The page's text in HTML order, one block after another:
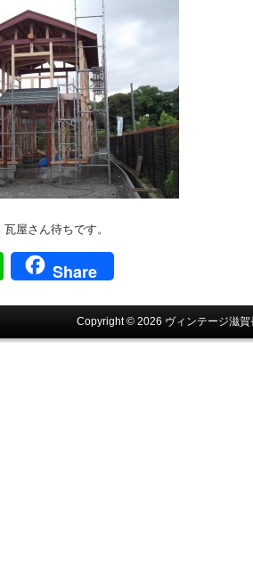
屋さん待ちです。
LineShare
Copyright © 2026 ヴィンテージ滋